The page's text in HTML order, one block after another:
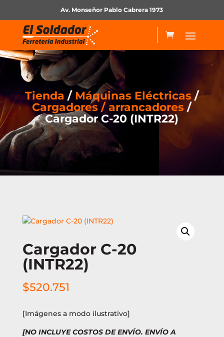
Av. Monseñor Pablo Cabrera 1973
Tienda / Máquinas Eléctricas/
Cargadores / arrancadores /
Cargador C-20 (INTR22)
Cargador C-20
(INTR22)
$520.751
[Imágenes a modo ilustrativo]
[NO INCLUYE COSTOS DE ENVÍO. ENVÍO A